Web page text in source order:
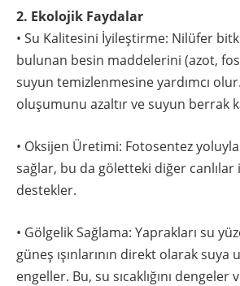
2. Ekolojik Faydalar
• Su Kalitesini İyileştirme: Nilüfer
bulunan besin maddelerini (azot,
suyun temizlenmesine yardımcı
oluşumunu azaltır ve suyun berrak
• Oksijen Üretimi: Fotosentez
sağlar, bu da göletteki diğer canlılar
destekler.
• Gölgelik Sağlama: Yaprakları su
güneş ışınlarının direkt olarak suya
engeller. Bu, su sıcaklığını dengeler